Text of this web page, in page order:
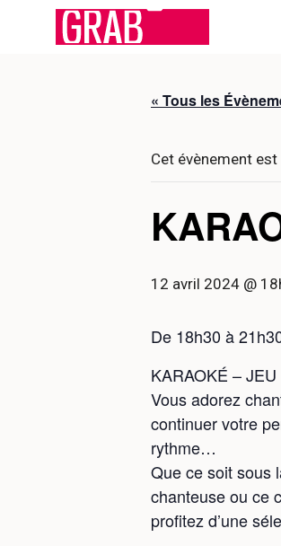
« Tous les
Cet évènement est
12 avril 2024 @
De 18h30 à
KARAOKÉ –
Vous adorez
continuer votre
rythme…
Que ce soit sous
chanteuse ou ce
profitez d’une